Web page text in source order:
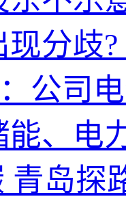
现分歧
：公司
能、电
青岛探